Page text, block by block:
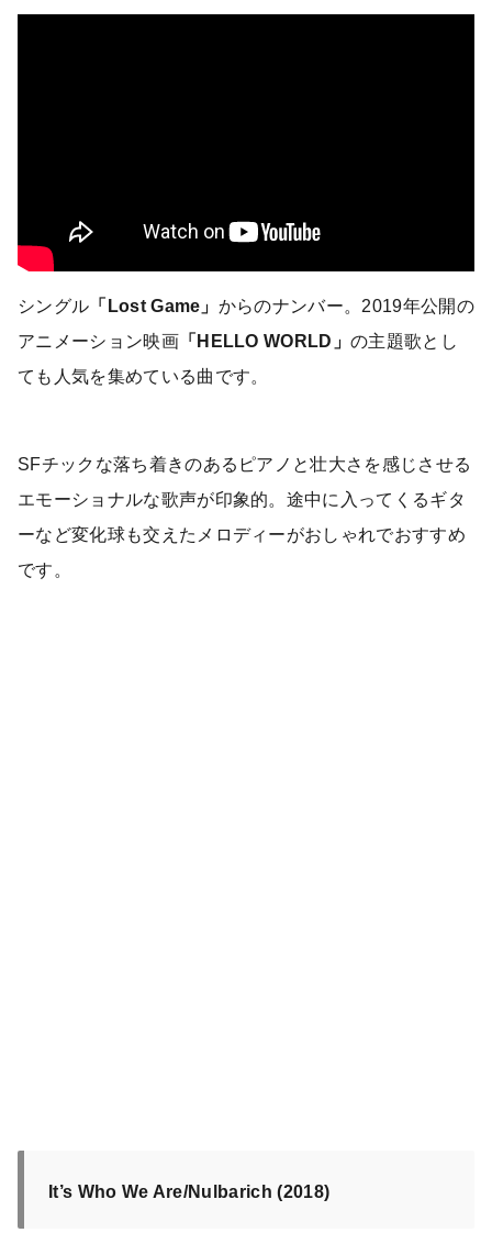
シングル 「Lost Game」 からのナンバー。2019年公開の
アニメーション映画「HELLO WORLD」の主題歌とし
ても人気を集めている曲です。
SFチックな落ち着きのあるピアノと壮大さを感じさせる
エモーショナルな歌声が印象的。途中に入ってくるギタ
ーなど変化球も交えたメロディーがおしゃれでおすすめ
です。
It’s Who We Are/Nulbarich (2018)